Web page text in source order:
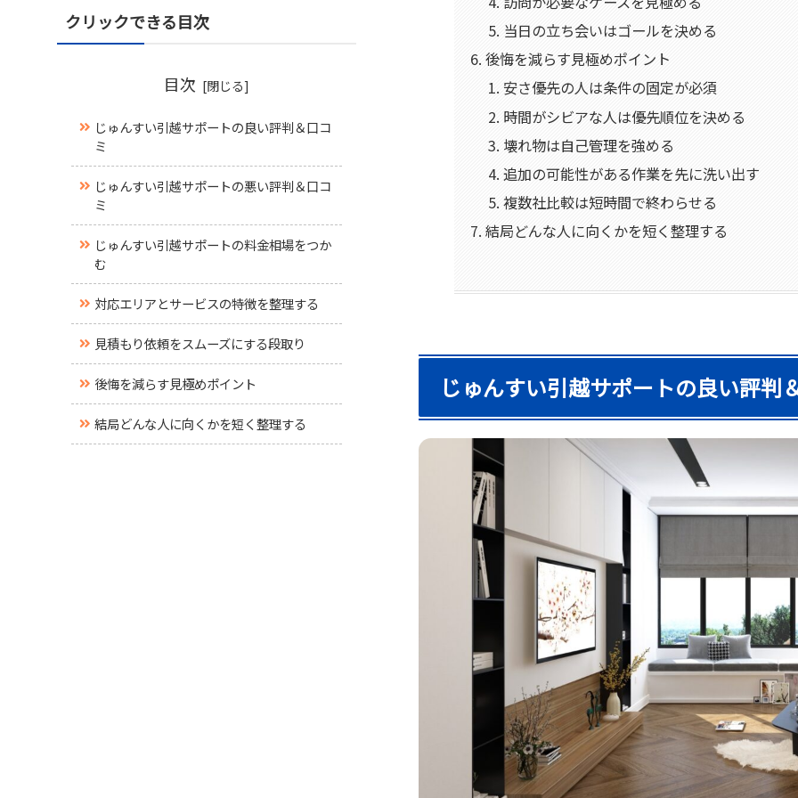
当日の立ち会いはゴールを決める
後悔を減らす見極めポイント
安さ優先の人は条件の固定が必須
時間がシビアな人は優先順位を決める
壊れ物は自己管理を強める
追加の可能性がある作業を先に洗い出す
複数社比較は短時間で終わらせる
結局どんな人に向くかを短く整理する
じゅんすい引越サポートの良い評判
クリックできる目次
目次
じゅんすい引越サポートの良い評判＆口コ
ミ
じゅんすい引越サポートの悪い評判＆口コ
ミ
じゅんすい引越サポートの料金相場をつか
む
対応エリアとサービスの特徴を整理する
見積もり依頼をスムーズにする段取り
後悔を減らす見極めポイント
結局どんな人に向くかを短く整理する